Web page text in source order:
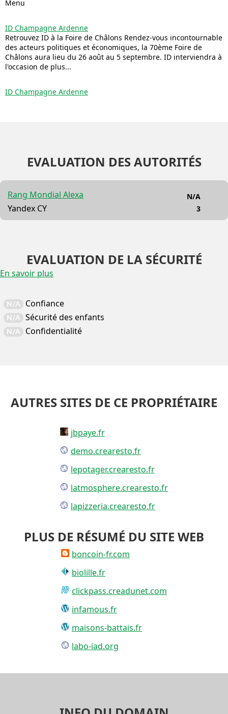
Menu
ID Champagne Ardenne
Retrouvez ID à la Foire de Châlons Rendez-vous incontournable
des acteurs politiques et économiques, la 70ème Foire de
Châlons aura lieu du 26 août au 5 septembre. ID interviendra à
l'occasion de plus...
ID Champagne Ardenne
EVALUATION DES AUTORITÉS
Rang Mondial Alexa
Yandex CY
N/A
3
EVALUATION DE LA SÉCURITÉ
En savoir plus
N/A Confiance
N/A Sécurité des enfants
N/A Confidentialité
AUTRES SITES DE CE PROPRIÉTAIRE
jbpaye.fr
demo.crearesto.fr
lepotager.crearesto.fr
latmosphere.crearesto.fr
lapizzeria.crearesto.fr
PLUS DE RÉSUMÉ DU SITE WEB
boncoin-fr.com
biolille.fr
clickpass.creadunet.com
infamous.fr
maisons-battais.fr
labo-iad.org